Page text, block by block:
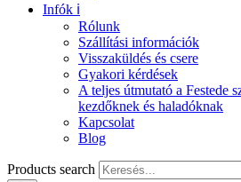
Infók ℹ️
Rólunk
Szállítási információk
Visszaküldés és csere
Gyakori kérdések
A teljes útmutató a Festede
kezdőknek és haladóknak
Kapcsolat
Blog
Products search